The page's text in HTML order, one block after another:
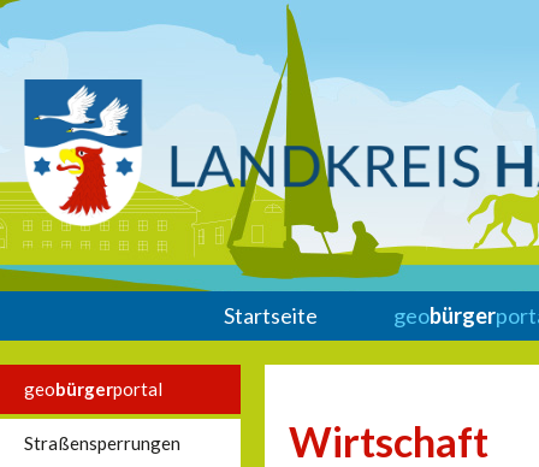
Startseite geobürger
geobürgerportal
Straßensperrungen Wirtschaft